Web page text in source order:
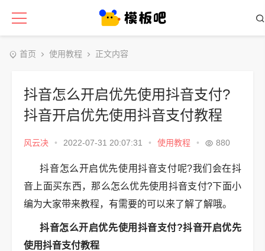
首页 使用教程 正文内容
抖音怎么开启优先使用抖音支付?
抖音开启优先使用抖音支付教程
风云决 • 2022-07-31 20:07:31 • 使用教程 • 880
抖音怎么开启优先使用抖音支付呢?我们会在抖
音上面买东西，那么怎么优先使用抖音支付?下面小
编为大家带来教程，有需要的可以来了解了解哦。
抖音怎么开启优先使用抖音支付?抖音开启优先
使用抖音支付教程